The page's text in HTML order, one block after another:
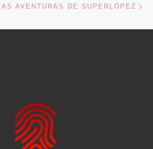
LAS AVENTURAS DE SUPERLÓPEZ